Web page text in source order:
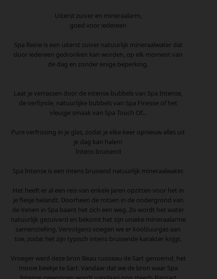
Uiterst zuiver en mineraalarm,
goed voor iedereen
Spa Reine is een uiterst zuiver natuurlijk mineraalwater dat
door iedereen gedronken kan worden, op elk moment van
de dag en zonder enige beperking.
Laat je verrassen door de intense bubbels van Spa Intense,
de verfijnde, natuurlijke bubbels van Spa Finesse of het
vleugje smaak van Spa Touch Of...
Pure verfrissing in je glas, zodat je elke keer opnieuw alles uit
je dag kan halen!
Intens bruisend
Spa Intense is een intens bruisend natuurlijk mineraalwater.
Het heeft er al een reis van enkele jaren opzitten voor het in
je flesje belandt. Doorheen de rotsen in de ondergrond van
de Venen in Spa baant het zich een weg. Zo wordt het water
natuurlijk gezuiverd en bekomt het zijn unieke mineraalarme
samenstelling. Vervolgens voegen we er koolzuurgas aan
toe, zodat het zijn typisch intens bruisende karakter krijgt.
Vroeger werd deze bron Beau ruisseau de Sart genoemd, het
mooie beekje te Sart. Vandaar dat we de bron waar Spa